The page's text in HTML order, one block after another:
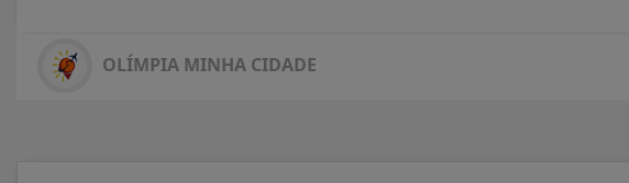
OLÍMPIA MINHA CIDADE